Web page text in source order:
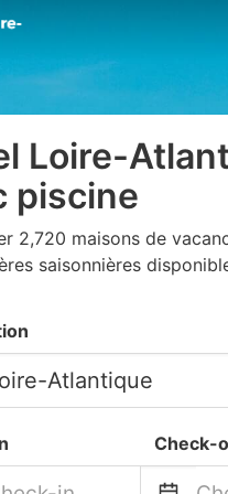
Loire-
piscine
2,720 maisons de
saisonnières
Check-